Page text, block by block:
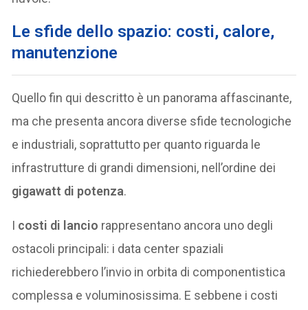
Le sfide dello spazio: costi, calore,
manutenzione
Quello fin qui descritto è un panorama affascinante,
ma che presenta ancora diverse sfide tecnologiche
e industriali, soprattutto per quanto riguarda le
infrastrutture di grandi dimensioni, nell’ordine dei
gigawatt di potenza.
I costi di lancio rappresentano ancora uno degli
ostacoli principali: i data center spaziali
richiederebbero l’invio in orbita di componentistica
complessa e voluminosissima. E sebbene i costi